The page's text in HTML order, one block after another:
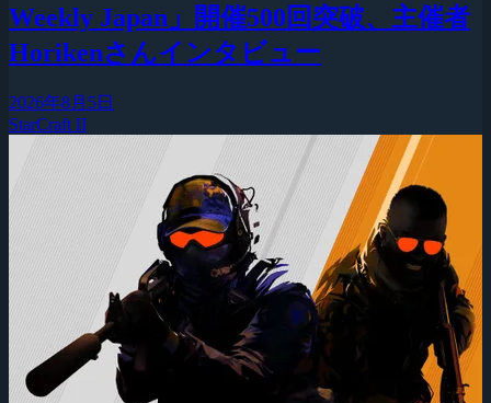
Weekly Japan」開催500回突破、主催者
Horikenさんインタビュー
2026年8月5日
StarCraft II